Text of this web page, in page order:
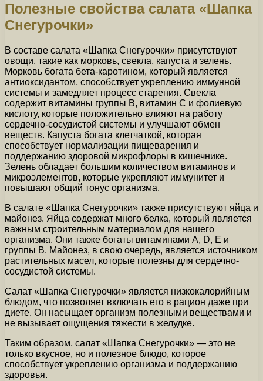
Полезные свойства салата «Шапка
Снегурочки»
В составе салата «Шапка Снегурочки» присутствуют
овощи, такие как морковь, свекла, капуста и зелень.
Морковь богата бета-каротином, который является
антиоксидантом, способствует укреплению иммунной
системы и замедляет процесс старения. Свекла
содержит витамины группы В, витамин С и фолиевую
кислоту, которые положительно влияют на работу
сердечно-сосудистой системы и улучшают обмен
веществ. Капуста богата клетчаткой, которая
способствует нормализации пищеварения и
поддержанию здоровой микрофлоры в кишечнике.
Зелень обладает большим количеством витаминов и
микроэлементов, которые укрепляют иммунитет и
повышают общий тонус организма.
В салате «Шапка Снегурочки» также присутствуют яйца и
майонез. Яйца содержат много белка, который является
важным строительным материалом для нашего
организма. Они также богаты витаминами А, D, Е и
группы В. Майонез, в свою очередь, является источником
растительных масел, которые полезны для сердечно-
сосудистой системы.
Салат «Шапка Снегурочки» является низкокалорийным
блюдом, что позволяет включать его в рацион даже при
диете. Он насыщает организм полезными веществами и
не вызывает ощущения тяжести в желудке.
Таким образом, салат «Шапка Снегурочки» — это не
только вкусное, но и полезное блюдо, которое
способствует укреплению организма и поддержанию
здоровья.